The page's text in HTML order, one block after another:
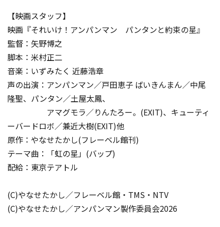
【映画スタッフ】
映画『それいけ！アンパンマン パンタンと約束の星』
監督：矢野博之
脚本：米村正二
音楽：いずみたく 近藤浩章
声の出演：アンパンマン／戸田恵子 ばいきんまん／中尾
隆聖、パンタン／土屋太鳳、
アマグモラ／りんたろー。(EXIT)、キューティ
ーバードロボ／兼近大樹(EXIT)他
原作：やなせたかし(フレーベル館刊)
テーマ曲：「虹の星」(バップ)
配給：東京テアトル
(C)やなせたかし／フレーベル館・TMS・NTV
(C)やなせたかし／アンパンマン製作委員会2026